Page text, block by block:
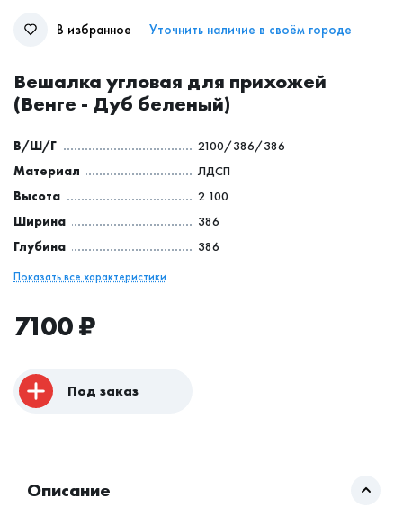
В избранное Уточнить наличие в своём городе
Вешалка угловая для прихожей
(Венге - Дуб беленый)
В/Ш/Г
2100/386/386
Материал
ЛДСП
Высота
2 100
Ширина
386
Глубина
386
Показать все характеристики
7100₽
Под заказ
Описание